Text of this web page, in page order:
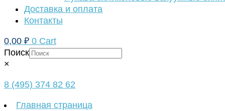
Доставка и оплата
Контакты
0,00 ₽ 0 Cart
Поиск
×
8 (495) 374 82 62
Главная страница